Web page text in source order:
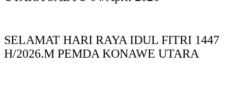
SELAMAT HARI RAYA IDUL FITRI 1447
H/2026.M PEMDA KONAWE UTARA